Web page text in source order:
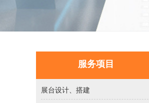
服务项目
展台设计、搭建